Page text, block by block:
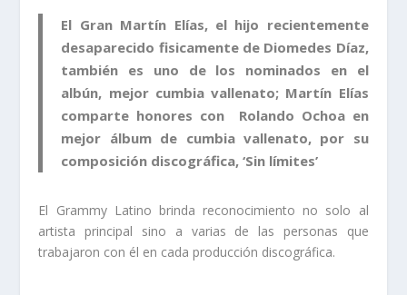
El Gran Martín Elías, el hijo recientemente
desaparecido fisicamente de Diomedes Díaz,
también es uno de los nominados en el
albún, mejor cumbia vallenato; Martín Elías
comparte honores con Rolando Ochoa en
mejor álbum de cumbia vallenato, por su
composición discográfica, ‘Sin límites’
El Grammy Latino brinda reconocimiento no solo al
artista principal sino a varias de las personas que
trabajaron con él en cada producción discográfica.